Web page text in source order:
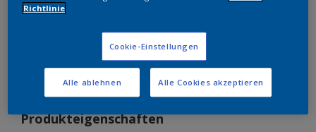
Muster bestellen
Bestellen Sie direkt im Webshop
Produkteigenschaften
Richtlinie
Cookie-Einstellungen
Alle ablehnen Alle Cookies akzeptieren